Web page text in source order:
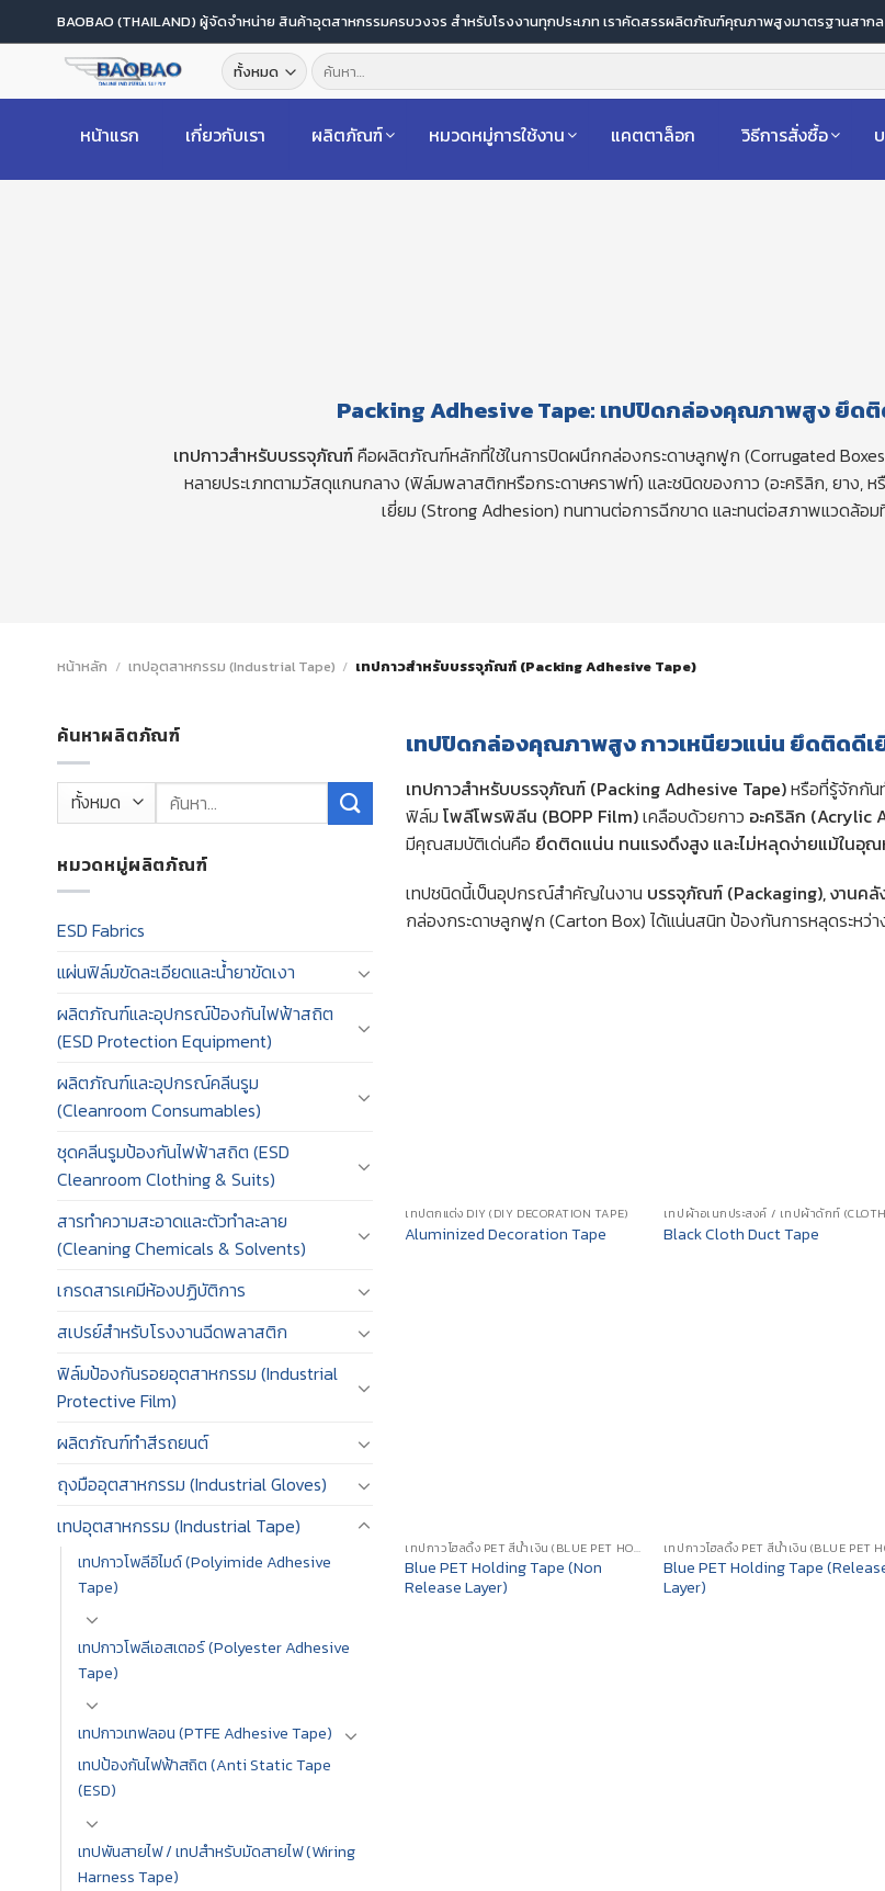
ไป
เนื้อหา
BAOBAO (THAILAND) ผู้จัดจำหน่าย สินค้าอุตสาหกรรมครบวงจร สำหรับโรงงานทุกประเภท เราคัดสรรผลิตภัณฑ์คุณภาพสูงมาตรฐานสากล
ค้นหา:
หน้าแรก เกี่ยวกับเรา ผลิตภัณฑ์ หมวดหมู่การใช้งาน แคตตาล็อก วิธีการสั่งซื้อ
Packing Adhesive Tape: เทปปิดกล่องคุณภาพสูง ยึด
เทปกาวสำหรับบรรจุภัณฑ์คือผลิตภัณฑ์หลักที่ใช้ในการปิดผนึกกล่องกระดาษลูกฟูก (Corrugated
หลายประเภทตามวัสดุแกนกลาง (ฟิล์มพลาสติกหรือกระดาษคราฟท์) และชนิดของกาว (อะคริลิก, ยาง
เยี่ยม (Strong Adhesion) ทนทานต่อการฉีกขาด และทนต่อสภาพแวดล้อม
หน้าหลัก / เทปอุตสาหกรรม (Industrial Tape) / เทปกาวสำหรับบรรจุภัณฑ์ (Packing Adhesive Tape)
ค้นหาผลิตภัณฑ์
ค้นหา:
หมวดหมู่ผลิตภัณฑ์
ESD Fabrics
แผ่นฟิล์มขัดละเอียดและน้ำยาขัดเงา
ผลิตภัณฑ์และอุปกรณ์ป้องกันไฟฟ้าสถิต
(ESD Protection Equipment)
ผลิตภัณฑ์และอุปกรณ์คลีนรูม
(Cleanroom Consumables)
ชุดคลีนรูมป้องกันไฟฟ้าสถิต (ESD
Cleanroom Clothing & Suits)
สารทำความสะอาดและตัวทำละลาย
(Cleaning Chemicals & Solvents)
เกรดสารเคมีห้องปฏิบัติการ
สเปรย์สำหรับโรงงานฉีดพลาสติก
ฟิล์มป้องกันรอยอุตสาหกรรม (Industrial
Protective Film)
ผลิตภัณฑ์ทำสีรถยนต์
ถุงมืออุตสาหกรรม (Industrial Gloves)
เทปอุตสาหกรรม (Industrial Tape)
เทปกาวโพลีอิไมด์ (Polyimide Adhesive
Tape)
เทปกาวโพลีเอสเตอร์ (Polyester Adhesive
Tape)
เทปกาวเทฟลอน (PTFE Adhesive Tape)
เทปป้องกันไฟฟ้าสถิต (Anti Static Tape
(ESD)
เทปพันสายไฟ / เทปสำหรับมัดสายไฟ (Wiring
Harness Tape)
เทปปิดกล่องคุณภาพสูง กาวเหนียวแน่น ยึดติดดีเ
เทปกาวสำหรับบรรจุภัณฑ์ (Packing Adhesive Tape)หรือที่รู้จักกัน
ฟิล์ม โพลีโพรพิลีน (BOPP Film)เคลือบด้วยกาว อะคริลิก (Acrylic
มีคุณสมบัติเด่นคือ ยึดติดแน่น ทนแรงดึงสูง และไม่หลุดง่ายแม้ในอุ
เทปชนิดนี้เป็นอุปกรณ์สำคัญในงาน บรรจุภัณฑ์ (Packaging), งานคลั
กล่องกระดาษลูกฟูก (Carton Box) ได้แน่นสนิท ป้องกันการหลุดระหว่
เทปตกแต่ง DIY (DIY DECORATION TAPE)
Aluminized Decoration Tape Black Cloth Duct Tape
เทปกาวโฮลดิ้ง PET สีน้ำเงิน (BLUE PET HOLDING TAPE)
Blue PET Holding Tape (Non
Release Layer)
Blue PET Holding Tape
Layer)